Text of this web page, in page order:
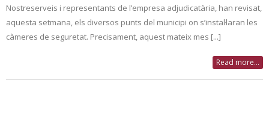
Nostreserveis i representants de l’empresa adjudicatària, han revisat,
aquesta setmana, els diversos punts del municipi on s’instal·laran les
càmeres de seguretat. Precisament, aquest mateix mes [...]
Read more...